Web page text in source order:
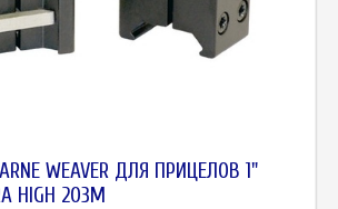
WEAVER ДЛЯ ПРИЦЕЛОВ 1"
HIGH 203M